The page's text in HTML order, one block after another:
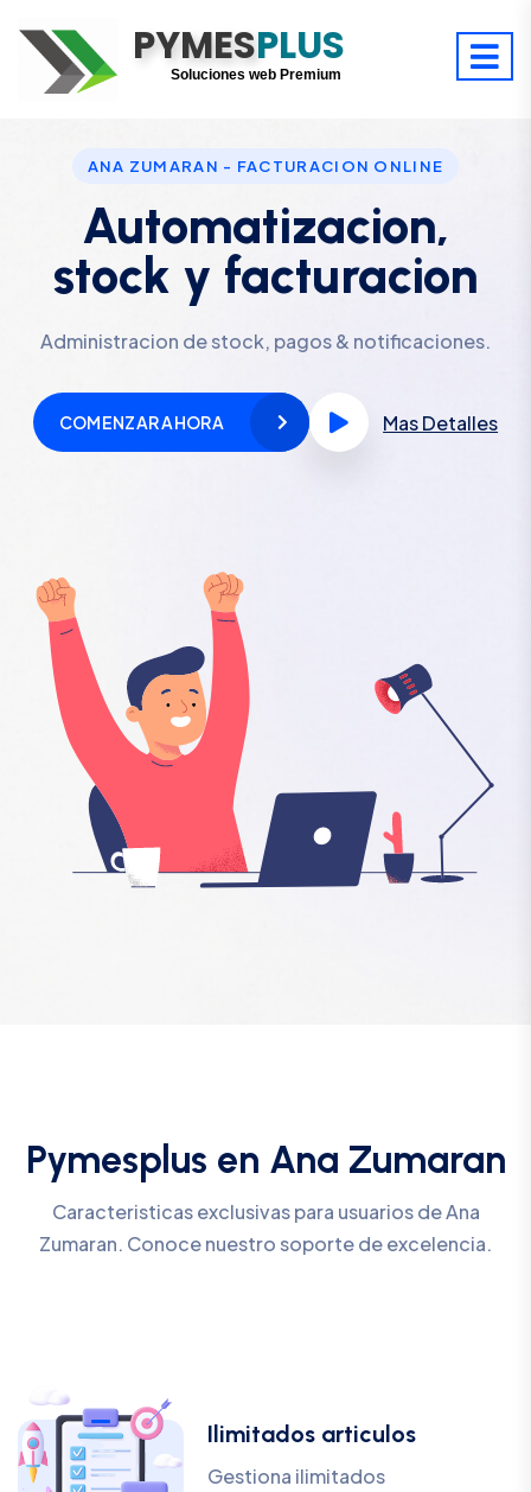
PYMESPLUS
Digitaliza tu éxito
Soluciones web Premium
ANA ZUMARAN - FACTURACION ONLINE
Automatizacion,
stock y facturacion
Administracion de stock, pagos & notificaciones.
COMENZAR AHORA Mas Detalles
Pymesplus en Ana Zumaran
Caracteristicas exclusivas para usuarios de Ana
Zumaran. Conoce nuestro soporte de excelencia.
Ilimitados articulos
Gestiona ilimitados